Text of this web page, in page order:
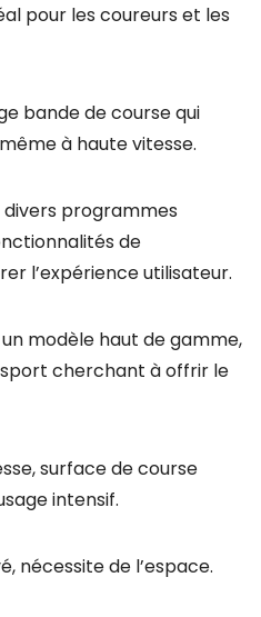
pour les coureurs et les
bande de course qui
à haute vitesse.
divers programmes
de
l’expérience utilisateur.
modèle haut de gamme,
cherchant à offrir le
surface de course
intensif.
nécessite de l’espace.